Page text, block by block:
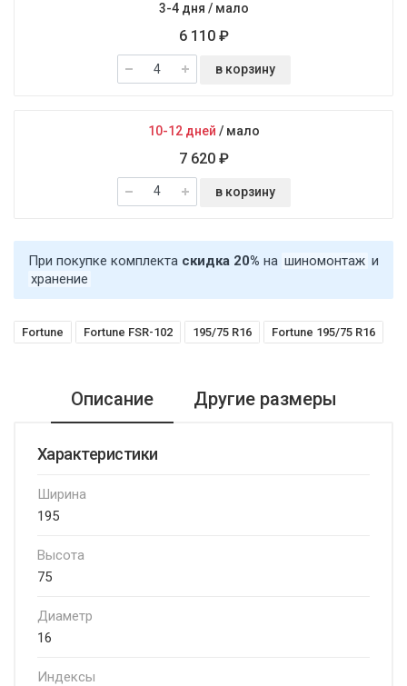
3-4 дня / мало
6 110 ₽
в корзину
10-12 дней / мало
7 620 ₽
в корзину
При покупке комплекта скидка 20% на шиномонтаж и
хранение
Fortune Fortune FSR-102 195/75 R16 Fortune 195/75 R16
Описание Другие размеры
Характеристики
Ширина
195
Высота
75
Диаметр
16
Индексы